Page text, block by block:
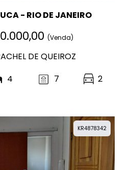
- RIO DE JANEIRO
(Venda)
DE QUEIROZ
4 7 2
KR4878342